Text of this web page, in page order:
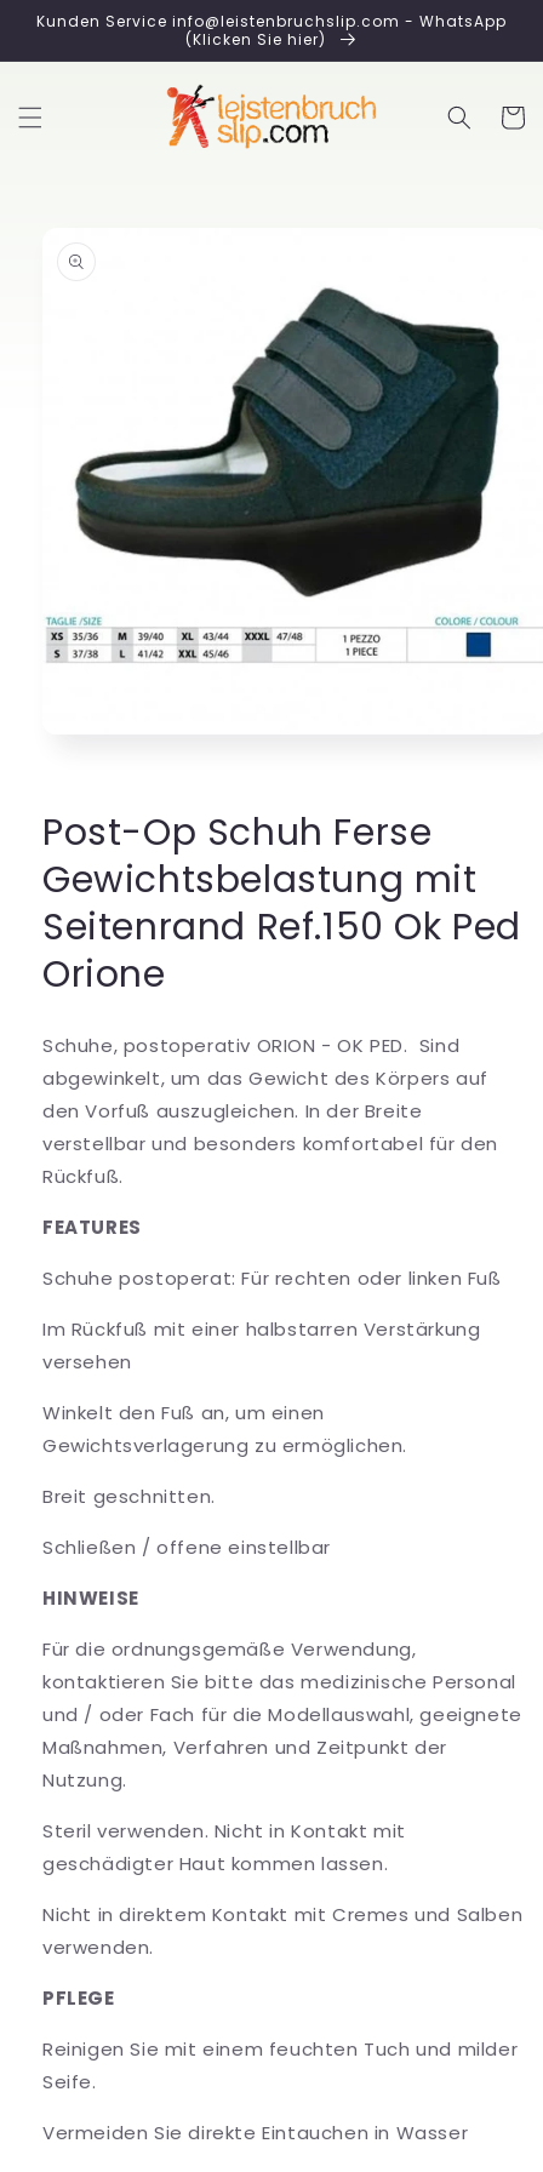
zum
Kunden Service info@leistenbruchslip.com - WhatsApp
(Klicken Sie hier)
Post-Op Schuh Ferse
Gewichtsbelastung mit
Seitenrand Ref.150 Ok Ped
Orione
Schuhe, postoperativ ORION - OK PED. Sind
abgewinkelt, um das Gewicht des Körpers auf
den Vorfuß auszugleichen. In der Breite
verstellbar und besonders komfortabel für den
Rückfuß.
FEATURES
Schuhe postoperat: Für rechten oder linken Fuß
Im Rückfuß mit einer halbstarren Verstärkung
versehen
Winkelt den Fuß an, um einen
Gewichtsverlagerung zu ermöglichen.
Breit geschnitten.
Schließen / offene einstellbar
HINWEISE
Für die ordnungsgemäße Verwendung,
kontaktieren Sie bitte das medizinische Personal
und / oder Fach für die Modellauswahl, geeignete
Maßnahmen, Verfahren und Zeitpunkt der
Nutzung.
Steril verwenden. Nicht in Kontakt mit
geschädigter Haut kommen lassen.
Nicht in direktem Kontakt mit Cremes und Salben
verwenden.
PFLEGE
Reinigen Sie mit einem feuchten Tuch und milder
Seife.
Vermeiden Sie direkte Eintauchen in Wasser